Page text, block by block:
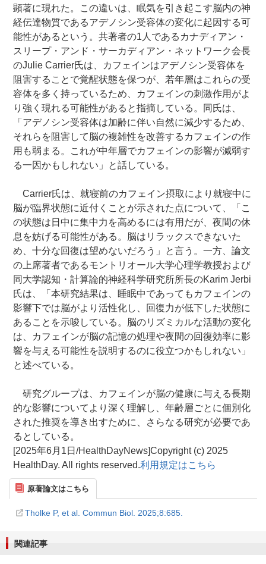
顕著に現れた。この違いは、眠気を引き起こす脳内の神
経伝達物質であるアデノシン受容体の変化に起因する可
能性があるという。共著者の1人であるカナディアン・
スリープ・アンド・サーカディアン・ネットワーク会長
のJulie Carrier氏は、カフェインはアデノシン受容体を
阻害することで覚醒状態を保つが、若年層はこれらの受
容体を多く持っているため、カフェインの刺激作用がよ
り強く現れる可能性があると指摘している。同氏は、
「アデノシン受容体は加齢に伴い自然に減少するため、
それらを阻害して脳の複雑性を改善するカフェインの作
用も弱まる。これが中年層でカフェインの影響が減弱す
る一因かもしれない」と話している。
Carrier氏は、就寝前のカフェイン摂取により就寝中に
脳が臨界状態に近付くことが示された点について、「こ
の状態は日中に集中力を高めるには有用だが、夜間の休
息を妨げる可能性がある。脳はリラックスできないた
め、十分な回復は望めないだろう」と言う。一方、論文
の上席著者であるモントリオール大学心理学教授および
同大学認知・計算論的神経科学研究所所長のKarim Jerbi
氏は、「本研究結果は、睡眠中であってもカフェインの
影響下では脳がより活性化し、回復力が低下した状態に
あることを示唆している。脳のリズミカルな活動の変化
は、カフェインが脳の記憶の処理や夜間の回復効率に影
響を与える可能性を説明するのに役立つかもしれない」
と述べている。
研究グループは、カフェインが脳の健康に与える長期
的な影響についてより深く理解し、年齢層ごとに個別化
された推奨を導き出すために、さらなる研究が必要であ
るとしている。
[2025年6月1日/HealthDayNews]Copyright (c) 2025
HealthDay. All rights reserved.利用規定はこちら
原著論文はこちら
Tholke P, et al. Commun Biol. 2025;8:685.
関連記事